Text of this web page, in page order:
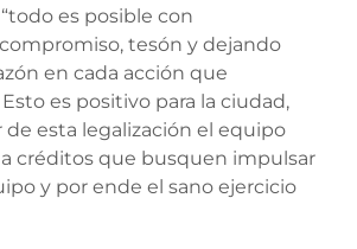
es posible con
tesón y dejando
en cada acción que
es positivo para la ciudad,
esta legalización el equipo
créditos que busquen impulsar
y por ende el sano ejercicio